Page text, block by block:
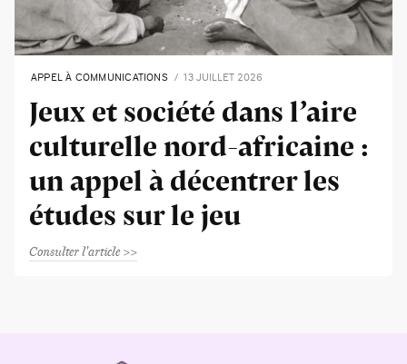
APPEL À COMMUNICATIONS 13 JUILLET 2026
Jeux et société dans l’aire
culturelle nord-africaine :
un appel à décentrer les
études sur le jeu
Consulter l'article